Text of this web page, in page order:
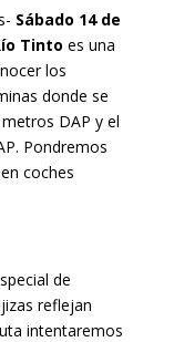
Sábado 14 de
Tinto es una
los
donde se
DAP y el
Pondremos
coches
de
reflejan
intentaremos